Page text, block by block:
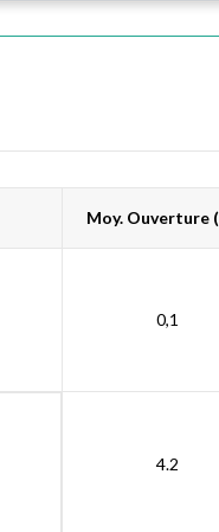
Moy. Ouverture
0,1
4.2